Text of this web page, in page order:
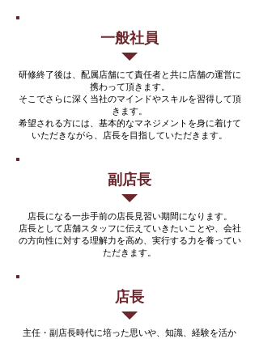
一般社員
研修終了後は、配属店舗にて責任者と共に店舗の運営に
携わって頂きます。
そこでさらに深く当社のマインドやスキルを習得して頂
きます。
希望される方には、基本的なマネジメントを身に着けて
いただきながら、店長を目指していただきます。
副店長
店長になる一歩手前の店長見習い期間になります。
店長として店舗スタッフに伝えていきたいことや、会社
の方向性に対する理解力を高め、実行する力を養ってい
ただきます。
店長
主任・副店長時代に培った思いや、知識、経験を活か